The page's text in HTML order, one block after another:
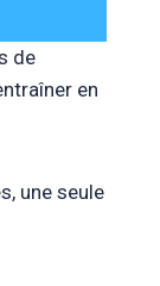
de
en
une seule